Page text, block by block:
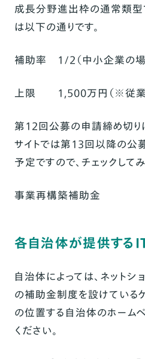
成長分野進出枠の通常類型
は以下の通りです。
補助率 1/2（中小企業の場
上限 1,500万円（※従
第12回公募の申請締め切り
サイトでは第13回以降の公
予定ですので、チェックして
事業再構築補助金
各自治体が提供する
自治体によっては、ネットシ
の補助金制度を設けている
の位置する自治体のホーム
ください。